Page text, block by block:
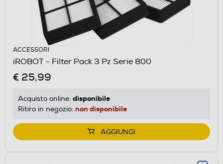
ACCESSORI
iROBOT - Filter Pack 3 Pz Serie 800
€ 25,99
Acquisto online: disponibile
Ritiro in negozio: non disponibile
AGGIUNGI